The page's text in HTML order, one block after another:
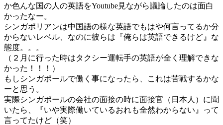
か色んな国の人の英語をYoutube見ながら議論したのは面白
かったなー。
シンガポリアンは中国語の様な英語でもはや何言ってるか分
からないレベル、なのに彼らは『俺らは英語できるけど』な
態度。。。
（２月に行った時はタクシー運転手の英語が全く理解できな
かった！！！）
もしシンガポールで働く事になったら、これは苦戦するかな
ーと思う。
実際シンガポールの会社の面接の時に面接官（日本人）に聞
いたら、『いや実際働いているおれも全然わからない』って
言ってたけど（笑）